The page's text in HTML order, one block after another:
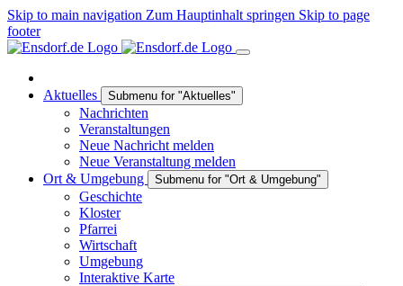
Skip to main navigation Zum Hauptinhalt springen Skip to page
footer
Aktuelles Submenu for "Aktuelles"
Nachrichten
Veranstaltungen
Neue Nachricht melden
Neue Veranstaltung melden
Ort & Umgebung
Submenu for "Ort & Umgebung"
Geschichte
Kloster
Pfarrei
Wirtschaft
Umgebung
Interaktive Karte